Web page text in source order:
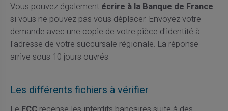
Vous pouvez également écrire à la Banque de France
si vous ne pouvez pas vous déplacer. Envoyez votre
demande avec une copie de votre pièce d'identité à
l'adresse de votre succursale régionale. La réponse
arrive sous 10 jours ouvrés.
Les différents fichiers à vérifier